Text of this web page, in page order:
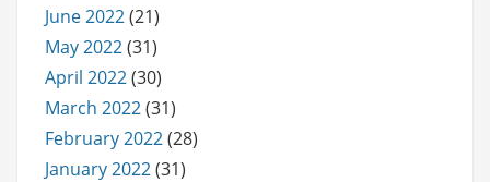
June 2022(21)
May 2022(31)
April 2022(30)
March 2022(31)
February 2022(28)
January 2022(31)